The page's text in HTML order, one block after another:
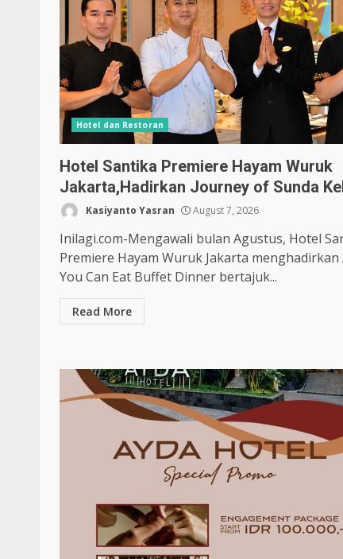
Hotel dan Restoran
Hotel Santika Premiere Hayam Wuruk
Jakarta,Hadirkan Journey of Sunda
Kasiyanto Yasran August 7, 2026
Inilagi.com-Mengawali bulan Agustus, Hotel
Premiere Hayam Wuruk Jakarta menghadirkan
You Can Eat Buffet Dinner bertajuk...
Read More